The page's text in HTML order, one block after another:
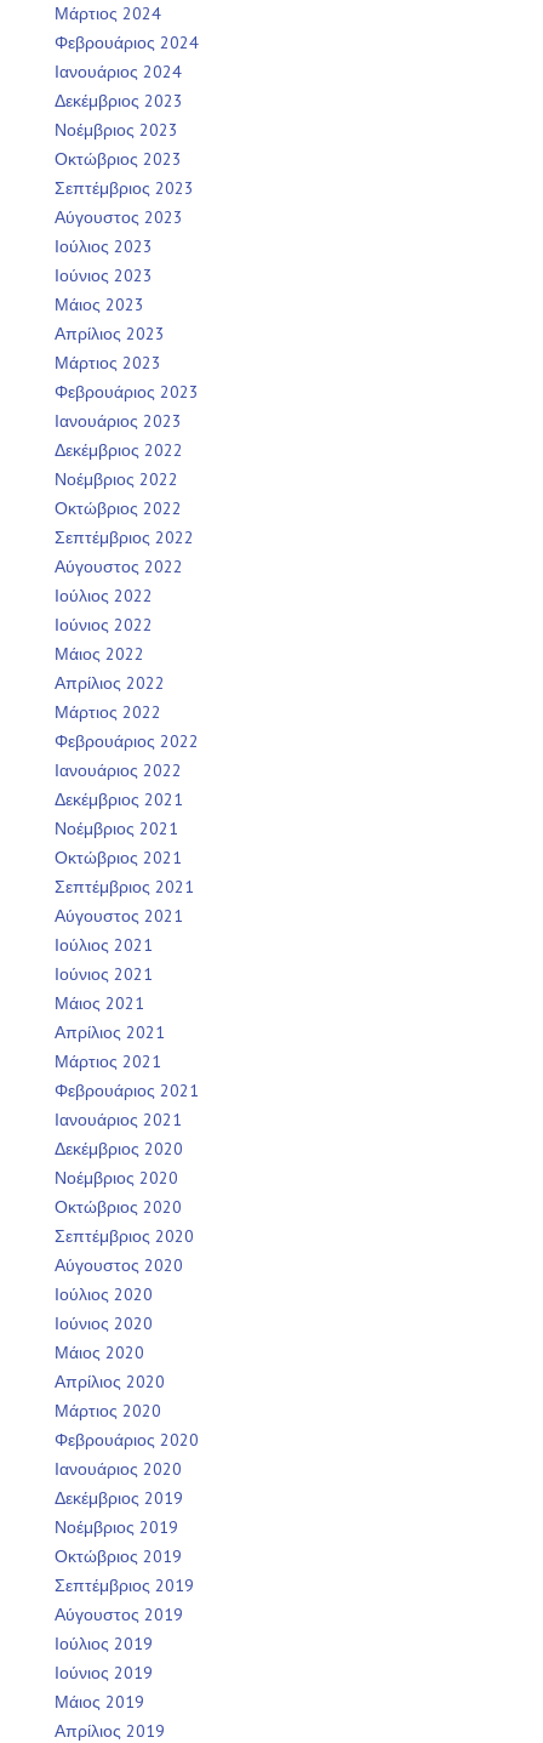
Μάρτιος 2024
Φεβρουάριος 2024
Ιανουάριος 2024
Δεκέμβριος 2023
Νοέμβριος 2023
Οκτώβριος 2023
Σεπτέμβριος 2023
Αύγουστος 2023
Ιούλιος 2023
Ιούνιος 2023
Μάιος 2023
Απρίλιος 2023
Μάρτιος 2023
Φεβρουάριος 2023
Ιανουάριος 2023
Δεκέμβριος 2022
Νοέμβριος 2022
Οκτώβριος 2022
Σεπτέμβριος 2022
Αύγουστος 2022
Ιούλιος 2022
Ιούνιος 2022
Μάιος 2022
Απρίλιος 2022
Μάρτιος 2022
Φεβρουάριος 2022
Ιανουάριος 2022
Δεκέμβριος 2021
Νοέμβριος 2021
Οκτώβριος 2021
Σεπτέμβριος 2021
Αύγουστος 2021
Ιούλιος 2021
Ιούνιος 2021
Μάιος 2021
Απρίλιος 2021
Μάρτιος 2021
Φεβρουάριος 2021
Ιανουάριος 2021
Δεκέμβριος 2020
Νοέμβριος 2020
Οκτώβριος 2020
Σεπτέμβριος 2020
Αύγουστος 2020
Ιούλιος 2020
Ιούνιος 2020
Μάιος 2020
Απρίλιος 2020
Μάρτιος 2020
Φεβρουάριος 2020
Ιανουάριος 2020
Δεκέμβριος 2019
Νοέμβριος 2019
Οκτώβριος 2019
Σεπτέμβριος 2019
Αύγουστος 2019
Ιούλιος 2019
Ιούνιος 2019
Μάιος 2019
Απρίλιος 2019